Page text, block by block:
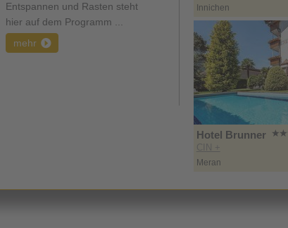
Entspannen und Rasten steht
hier auf dem Programm ...
mehr
Innichen
Hotel Brunner
CIN +
Meran